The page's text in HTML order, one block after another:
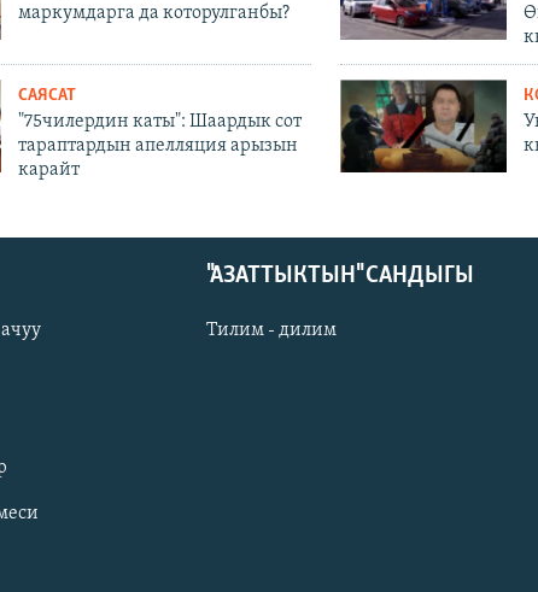
маркумдарга да которулганбы?
САЯСАТ
"75чилердин каты": Шаардык сот
тараптардын апелляция арызын
карайт
"АЗАТТЫКТЫН" САНДЫГЫ
Тилим - дилим